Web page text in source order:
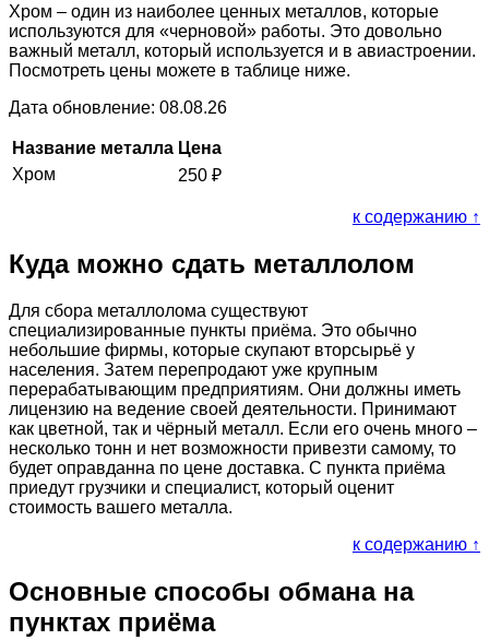
Хром – один из наиболее ценных металлов, которые
используются для «черновой» работы. Это довольно
важный металл, который используется и в авиастроении.
Посмотреть цены можете в таблице ниже.
Дата обновление: 08.08.26
Название металла Цена
Хром
250 ₽
к содержанию ↑
Куда можно сдать металлолом
Для сбора металлолома существуют
специализированные пункты приёма. Это обычно
небольшие фирмы, которые скупают вторсырьё у
населения. Затем перепродают уже крупным
перерабатывающим предприятиям. Они должны иметь
лицензию на ведение своей деятельности. Принимают
как цветной, так и чёрный металл. Если его очень много –
несколько тонн и нет возможности привезти самому, то
будет оправданна по цене доставка. С пункта приёма
приедут грузчики и специалист, который оценит
стоимость вашего металла.
к содержанию ↑
Основные способы обмана на
пунктах приёма